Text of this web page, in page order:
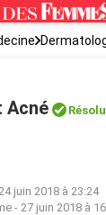
Acné
juin 2018 à 23:24
- 27 juin 2018 à